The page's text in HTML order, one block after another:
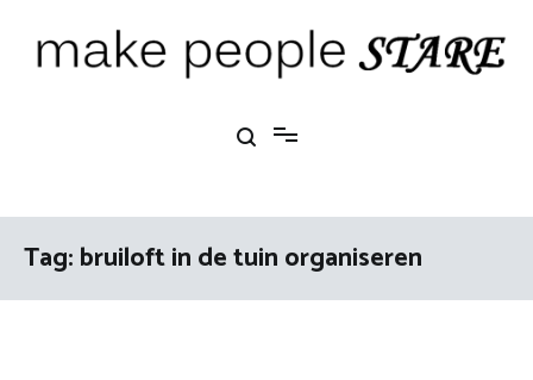
Tag:bruiloft in de tuin organiseren